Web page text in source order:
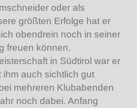
oder als
größten Erfolge hat er
obendrein noch in seiner
freuen können.
in Südtirol war er
ihm auch sichtlich gut
mehreren Klubabenden
noch dabei. Anfang